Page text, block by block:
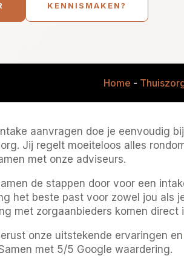
KENNISMAKEN?
Home -
aanvragen doe je eenvoudig
Jij regelt moeiteloos alles
met onze adviseurs.
de stappen door voor een
het beste past voor zowel jou als
met zorgaanbieders komen direct
onze uitstekende ervaringen en
met 5/5 Google waardering.